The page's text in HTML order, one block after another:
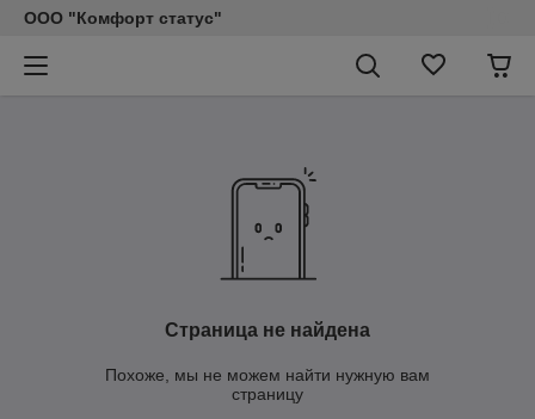
ООО "Комфорт статус"
Страница не найдена
Похоже, мы не можем найти нужную вам
страницу